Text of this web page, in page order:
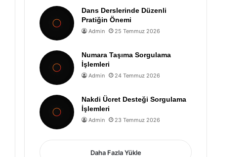
Dans Derslerinde Düzenli
Pratiğin Önemi
Admin 25 Temmuz 2026
Numara Taşıma Sorgulama
İşlemleri
Admin 24 Temmuz 2026
Nakdi Ücret Desteği Sorgulama
İşlemleri
Admin 23 Temmuz 2026
Daha Fazla Yükle